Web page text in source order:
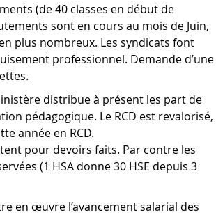
(de 40 classes en début de
sont en cours au mois de Juin,
plus nombreux. Les syndicats font
professionnel. Demande d’une
distribue à présent les part de
pédagogique. Le RCD est revalorisé,
année en RCD.
pour devoirs faits. Par contre les
(1 HSA donne 30 HSE depuis 3
en œuvre l’avancement salarial des